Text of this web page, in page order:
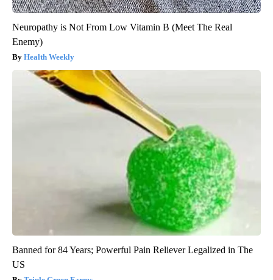
Neuropathy is Not From Low Vitamin B (Meet The Real
Enemy)
Health Weekly
Banned for 84 Years; Powerful Pain Reliever Legalized in The
US